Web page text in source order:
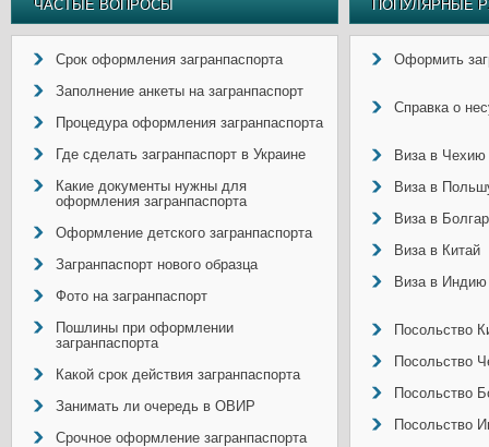
ЧАСТЫЕ ВОПРОСЫ
Срок оформления загранпаспорта
Заполнение анкеты на загранпаспорт
Процедура оформления загранпаспорта
Где сделать загранпаспорт в Украине
Какие документы нужны для
оформления загранпаспорта
Оформление детского загранпаспорта
Загранпаспорт нового образца
Фото на загранпаспорт
Пошлины при оформлении
загранпаспорта
Какой срок действия загранпаспорта
Занимать ли очередь в ОВИР
Срочное оформление загранпаспорта
ПОПУЛЯРНЫЕ
Оформить
Справка о
Виза в Чехию
Виза в
Виза в
Виза в Китай
Виза в Индию
Посольство
Посольство
Посольство
Посольство